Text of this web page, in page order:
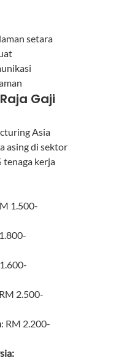
setara
Gaji
Asia
asing di sektor
tenaga kerja
1.500-
2.500-
: RM 2.200-